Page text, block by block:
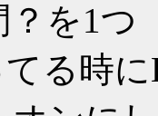
を1つ
てる時